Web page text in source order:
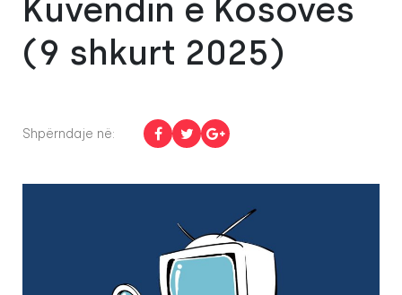
Kuvendin e Kosovës
(9 shkurt 2025)
Shpërndaje në: